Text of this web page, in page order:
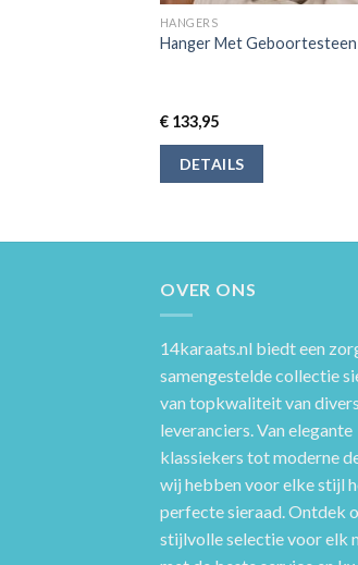
HANGERS
Hanger Met Geboortesteen
€133,95
DETAILS
OVER ONS
14karaats.nl biedt een
samengestelde collectie
van topkwaliteit van
leveranciers. Van elegante
klassiekers tot moderne
wij hebben voor elke stijl
perfecte sieraad. Ontdek
stijlvolle selectie voor elk